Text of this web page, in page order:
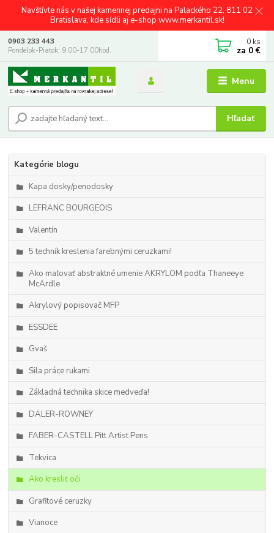
Navštívte nás v našej kamennej predajni na Palackého 22, 811 02
Bratislava, kde sídli aj e-shop www.merkantil.sk!
Menu
Hľadať
0903 233 443
Pondelok-Piatok: 9.00-17.00hod.
0 ks
za 0 €
Kategórie blogu
Kapa dosky/penodosky
LEFRANC BOURGEOIS
Valentín
5 techník kreslenia farebnými ceruzkami!
Ako maľovať abstraktné umenie AKRYLOM podľa Thaneeye
McArdle
Akrylový popisovač MFP
ESSDEE
Gvaš
Sila práce rukami
Základná technika skice medveďa!
DALER-ROWNEY
FABER-CASTELL Pitt Artist Pens
Tekvica
Ako kresliť oči
Grafitové ceruzky
Vianoce